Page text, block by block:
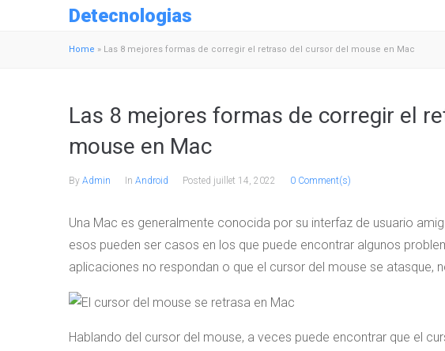
Detecnologias
Home » Las 8 mejores formas de corregir el retraso del cursor del mouse en Mac
Las 8 mejores formas de corregir el
mouse en Mac
By Admin In Android Posted juillet 14, 2022 0 Comment(s)
Una Mac es generalmente conocida por su interfaz de usuario
esos pueden ser casos en los que puede encontrar algunos
aplicaciones no respondan o que el cursor del mouse se atasque,
Hablando del cursor del mouse, a veces puede encontrar que el